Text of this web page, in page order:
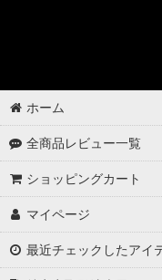
ボディコーティング（通
ボディコーティング（マ
アルミホイールコーティ
ホーム
全商品レビュー一覧
ショッピングカート
マイページ
最近チェックしたアイ